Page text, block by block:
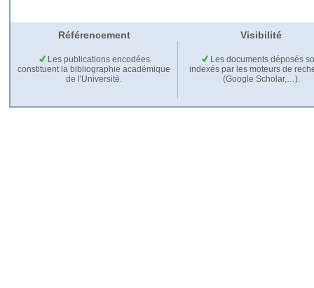
Référencement Visibilité
Les publications encodées
constituent la bibliographie académique
de l'Université.
Les documents déposés
indexés par les moteurs de
(Google Scholar,…).